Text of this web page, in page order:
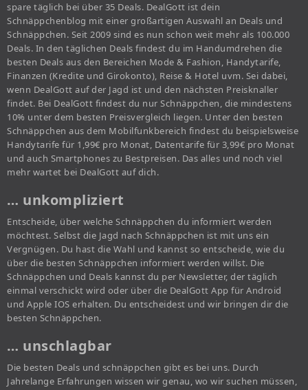
spare täglich bei über 35 Deals. DealGott ist dein
Schnäppchenblog mit einer großartigen Auswahl an Deals und
Schnäppchen. Seit 2009 sind es nun schon weit mehr als 100.000
Deals. In den täglichen Deals findest du im Handumdrehen die
besten Deals aus den Bereichen Mode & Fashion, Handytarife,
Finanzen (Kredite und Girokonto), Reise & Hotel uvm. Sei dabei,
wenn DealGott auf der Jagd ist und den nächsten Preisknaller
findet. Bei DealGott findest du nur Schnäppchen, die mindestens
10% unter dem besten Preisvergleich liegen. Unter den besten
Schnäppchen aus dem Mobilfunkbereich findest du beispielsweise
Handytarife für 1,99€ pro Monat, Datentarife für 3,99€ pro Monat
und auch Smartphones zu Bestpreisen. Das alles und noch viel
mehr wartet bei DealGott auf dich.
… unkompliziert
Entscheide, über welche Schnäppchen du informiert werden
möchtest. Selbst die Jagd nach Schnäppchen ist mit uns ein
Vergnügen. Du hast die Wahl und kannst so entscheide, wie du
über die besten Schnäppchen informiert werden willst. Die
Schnäppchen und Deals kannst du per Newsletter, der täglich
einmal verschickt wird oder über die DealGott App für Android
und Apple IOS erhalten. Du entscheidest und wir bringen dir die
besten Schnäppchen.
… unschlagbar
Die besten Deals und schnäppchen gibt es bei uns. Durch
Jahrelange Erfahrungen wissen wir genau, wo wir suchen müssen,